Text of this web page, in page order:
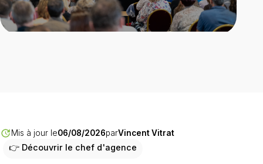
Téléchargez notre catalogue
update Mis à jour le06/08/2026parVincent Vitrat
👉 Découvrir le chef d'agence